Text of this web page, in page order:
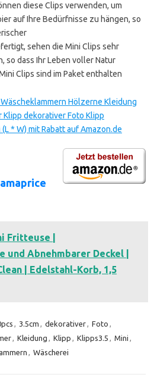
diese Clips verwenden, um
auf Ihre Bedürfnisse zu hängen, so
sehen die Mini Clips sehr
so dass Ihr Leben voller Natur
Clips sind im Paket enthalten
Wäscheklammern Hölzerne Kleidung
Klipp dekorativer Foto Klipp
* W) mit Rabatt auf Amazon.de
Fritteuse |
Abnehmbarer Deckel |
| Edelstahl-Korb, 1,5
, 3.5cm , dekorativer, Foto ,
, Kleidung , Klipp , Klipps3.5 , Mini ,
, Wäscherei